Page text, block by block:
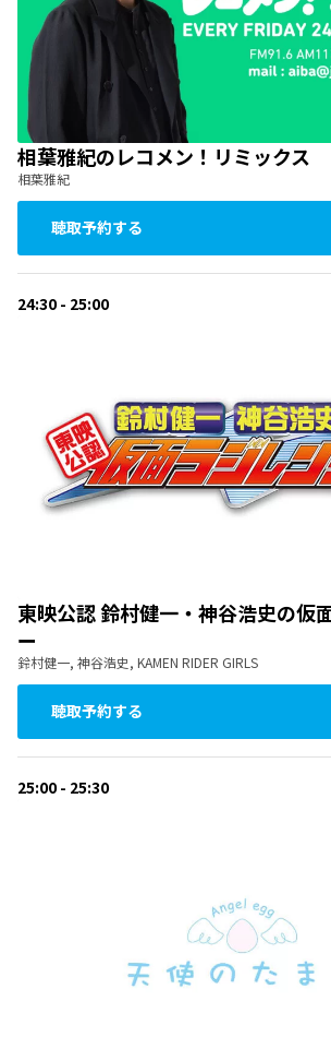
相葉雅紀のレコメン！リミックス
相葉雅紀
聴取予約する
24:30 - 25:00
東映公認 鈴村健一・神谷浩史の仮
ー
鈴村健一, 神谷浩史, KAMEN RIDER GIRLS
聴取予約する
25:00 - 25:30